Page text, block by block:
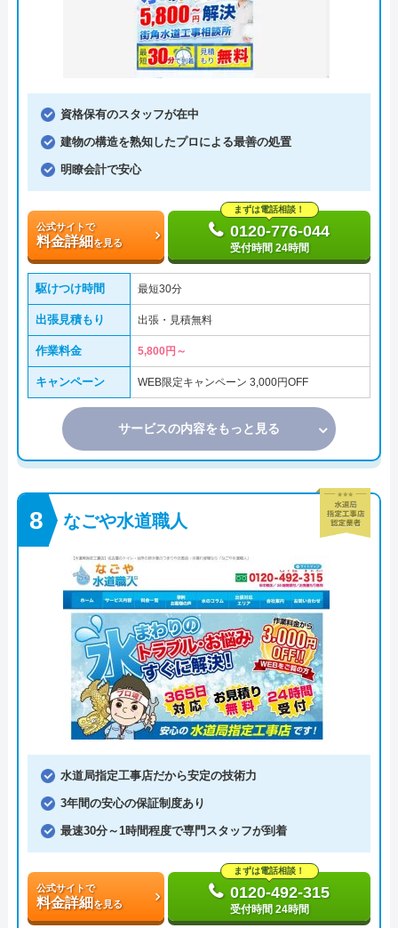
資格保有のスタッフが在中
建物の構造を熟知したプロによる最善の処置
明瞭会計で安心
公式サイトで
料金詳細を見る
まずは電話相談！
0120-776-044
受付時間 24時間
駆けつけ時間 最短30分
出張見積もり 出張・見積無料
作業料金 5,800円～
キャンペーン WEB限定キャンペーン 3,000円OFF
サービスの内容をもっと見る
なごや水道職人
水道局指定工事店だから安定の技術力
3年間の安心の保証制度あり
最速30分～1時間程度で専門スタッフが到着
公式サイトで
料金詳細を見る
まずは電話相談！
0120-492-315
受付時間 24時間